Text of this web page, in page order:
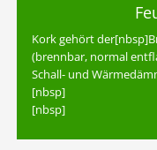
Kork gehört
(brennbar, normal
Schall- und
[nbsp]
[nbsp]